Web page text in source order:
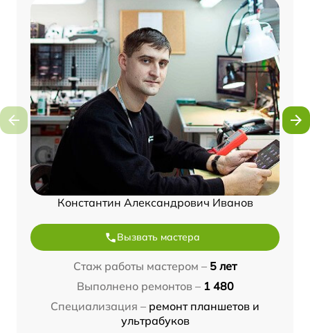
Константин Александрович Иванов
Вызвать мастера
Стаж работы мастером – 5 лет
Выполнено ремонтов – 1 480
Специализация – ремонт планшетов и
ультрабуков